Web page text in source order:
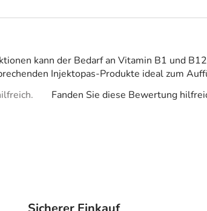
kann der Bedarf an Vitamin B1 und
Injektopas-Produkte ideal zum
Fanden Sie diese Bewertung